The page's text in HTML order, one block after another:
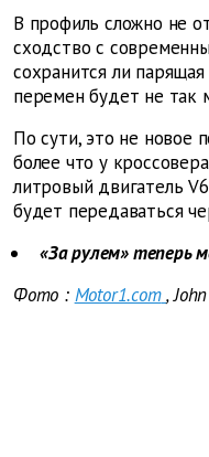
В профиль сложно не
сходство с
сохранится ли
перемен будет не так
По сути, это не новое
более что у
литровый двигатель
будет передаваться
«За рулем» теперь
Фото : Motor1.com ,